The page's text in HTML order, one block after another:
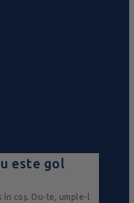
este gol
în coș. Du-te, umple-l